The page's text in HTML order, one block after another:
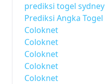
prediksi togel sydney
Prediksi Angka Togel
Coloknet
Coloknet
Coloknet
Coloknet
Coloknet